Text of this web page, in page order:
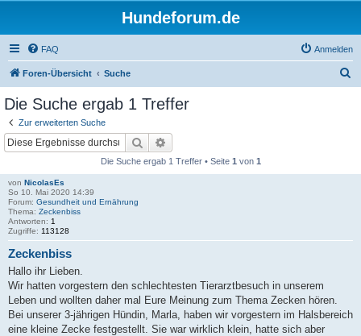
Hundeforum.de
FAQ Anmelden
Foren-Übersicht Suche
Die Suche ergab 1 Treffer
Zur erweiterten Suche
Suche
Die Suche ergab 1 Treffer • Seite 1 von 1
von NicolasEs
So 10. Mai 2020 14:39
Forum: Gesundheit und Ernährung
Thema: Zeckenbiss
Antworten: 1
Zugriffe: 113128
Zeckenbiss
Hallo ihr Lieben.
Wir hatten vorgestern den schlechtesten Tierarztbesuch in unserem
Leben und wollten daher mal Eure Meinung zum Thema Zecken hören.
Bei unserer 3-jährigen Hündin, Marla, haben wir vorgestern im Halsbereich
eine kleine Zecke festgestellt. Sie war wirklich klein, hatte sich aber